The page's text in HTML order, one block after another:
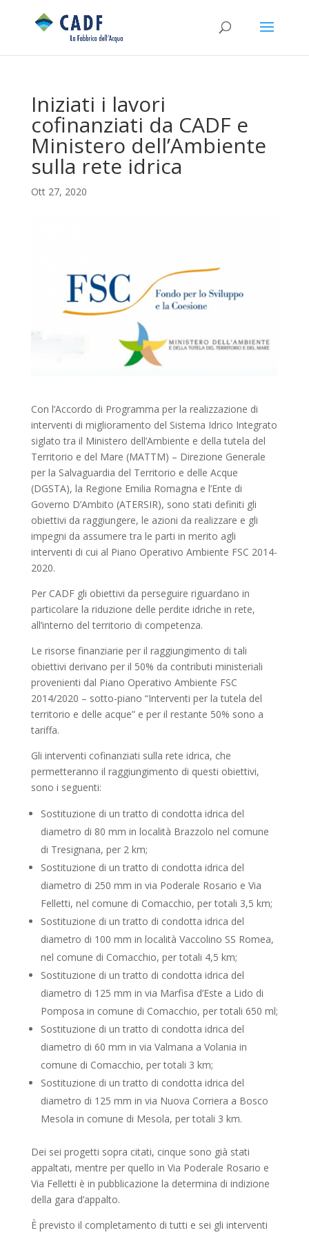
Iniziati i lavori
cofinanziati da CADF e
Ministero dell’Ambiente
sulla rete idrica
Ott 27, 2020
Con l’Accordo di Programma per la realizzazione di
interventi di miglioramento del Sistema Idrico Integrato
siglato tra il Ministero dell’Ambiente e della tutela del
Territorio e del Mare (MATTM) – Direzione Generale
per la Salvaguardia del Territorio e delle Acque
(DGSTA), la Regione Emilia Romagna e l’Ente di
Governo D’Ambito (ATERSIR), sono stati definiti gli
obiettivi da raggiungere, le azioni da realizzare e gli
impegni da assumere tra le parti in merito agli
interventi di cui al Piano Operativo Ambiente FSC 2014-
2020.
Per CADF gli obiettivi da perseguire riguardano in
particolare la riduzione delle perdite idriche in rete,
all’interno del territorio di competenza.
Le risorse finanziarie per il raggiungimento di tali
obiettivi derivano per il 50% da contributi ministeriali
provenienti dal Piano Operativo Ambiente FSC
2014/2020 – sotto-piano “Interventi per la tutela del
territorio e delle acque” e per il restante 50% sono a
tariffa.
Gli interventi cofinanziati sulla rete idrica, che
permetteranno il raggiungimento di questi obiettivi,
sono i seguenti:
Sostituzione di un tratto di condotta idrica del
diametro di 80 mm in località Brazzolo nel comune
di Tresignana, per 2 km;
Sostituzione di un tratto di condotta idrica del
diametro di 250 mm in via Poderale Rosario e Via
Felletti, nel comune di Comacchio, per totali 3,5 km;
Sostituzione di un tratto di condotta idrica del
diametro di 100 mm in località Vaccolino SS Romea,
nel comune di Comacchio, per totali 4,5 km;
Sostituzione di un tratto di condotta idrica del
diametro di 125 mm in via Marfisa d’Este a Lido di
Pomposa in comune di Comacchio, per totali 650 ml;
Sostituzione di un tratto di condotta idrica del
diametro di 60 mm in via Valmana a Volania in
comune di Comacchio, per totali 3 km;
Sostituzione di un tratto di condotta idrica del
diametro di 125 mm in via Nuova Corriera a Bosco
Mesola in comune di Mesola, per totali 3 km.
Dei sei progetti sopra citati, cinque sono già stati
appaltati, mentre per quello in Via Poderale Rosario e
Via Felletti è in pubblicazione la determina di indizione
della gara d’appalto.
È previsto il completamento di tutti e sei gli interventi